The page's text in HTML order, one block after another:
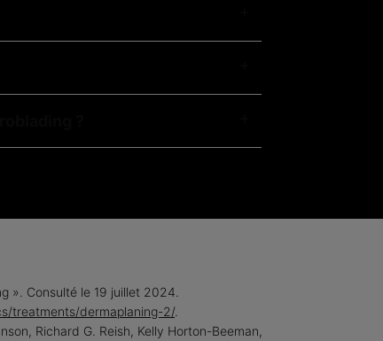
». Consulté le 19 juillet 2024.
treatments/dermaplaning-2/.
Richard G. Reish, Kelly Horton-Beeman,